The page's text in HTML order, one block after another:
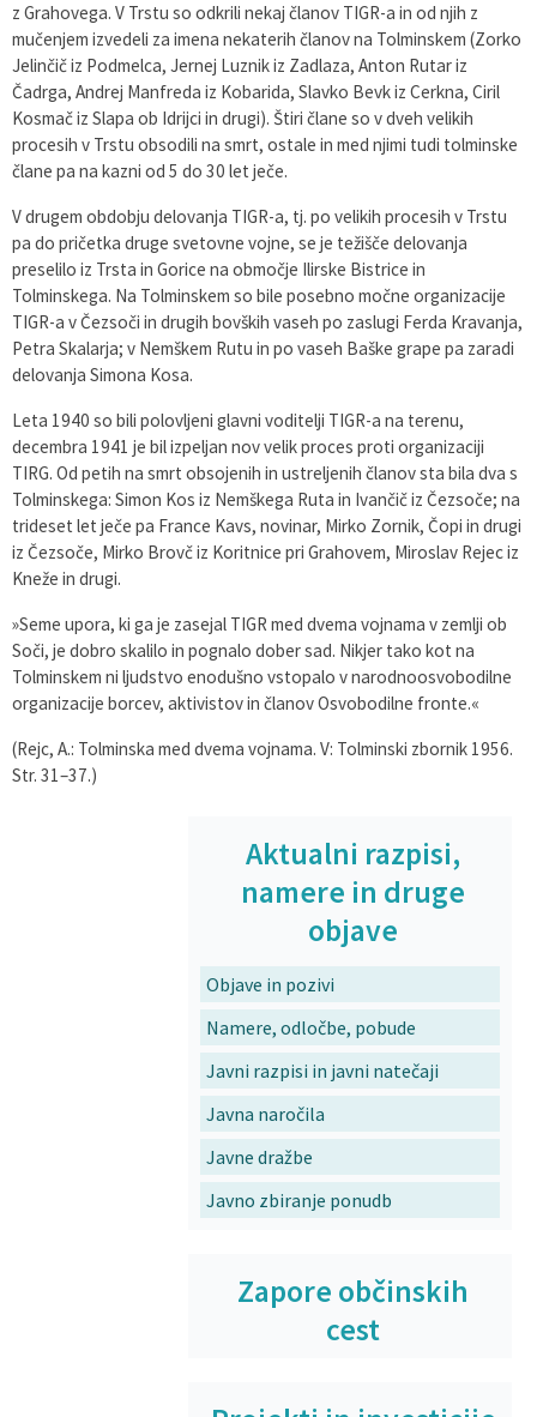
z Grahovega. V Trstu so odkrili nekaj članov TIGR-a in od njih z
mučenjem izvedeli za imena nekaterih članov na Tolminskem (Zorko
Jelinčič iz Podmelca, Jernej Luznik iz Zadlaza, Anton Rutar iz
Čadrga, Andrej Manfreda iz Kobarida, Slavko Bevk iz Cerkna, Ciril
Kosmač iz Slapa ob Idrijci in drugi). Štiri člane so v dveh velikih
procesih v Trstu obsodili na smrt, ostale in med njimi tudi tolminske
člane pa na kazni od 5 do 30 let ječe.
V drugem obdobju delovanja TIGR-a, tj. po velikih procesih v Trstu
pa do pričetka druge svetovne vojne, se je težišče delovanja
preselilo iz Trsta in Gorice na območje Ilirske Bistrice in
Tolminskega. Na Tolminskem so bile posebno močne organizacije
TIGR-a v Čezsoči in drugih bovških vaseh po zaslugi Ferda Kravanja,
Petra Skalarja; v Nemškem Rutu in po vaseh Baške grape pa zaradi
delovanja Simona Kosa.
Leta 1940 so bili polovljeni glavni voditelji TIGR-a na terenu,
decembra 1941 je bil izpeljan nov velik proces proti organizaciji
TIRG. Od petih na smrt obsojenih in ustreljenih članov sta bila dva s
Tolminskega: Simon Kos iz Nemškega Ruta in Ivančič iz Čezsoče; na
trideset let ječe pa France Kavs, novinar, Mirko Zornik, Čopi in drugi
iz Čezsoče, Mirko Brovč iz Koritnice pri Grahovem, Miroslav Rejec iz
Kneže in drugi.
»Seme upora, ki ga je zasejal TIGR med dvema vojnama v zemlji ob
Soči, je dobro skalilo in pognalo dober sad. Nikjer tako kot na
Tolminskem ni ljudstvo enodušno vstopalo v narodnoosvobodilne
organizacije borcev, aktivistov in članov Osvobodilne fronte.«
(Rejc, A.: Tolminska med dvema vojnama. V: Tolminski zbornik 1956.
Str. 31–37.)
Aktualni razpisi,
namere in druge
objave
Objave in pozivi
Namere, odločbe, pobude
Javni razpisi in javni natečaji
Javna naročila
Javne dražbe
Javno zbiranje ponudb
Zapore občinskih
cest